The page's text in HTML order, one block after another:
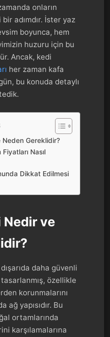
onların
adımdır. İster yaz
boyunca, hem
huzuru için bu
Ancak, kedi
her zaman kafa
bu konuda detaylı
Neden Gereklidir?
Nasıl
Dikkat Edilmesi
Nedir ve
daha güvenli
özellikle
korunmalarını
ağ yapısıdır. Bu
ortamlarında
karşılamalarına